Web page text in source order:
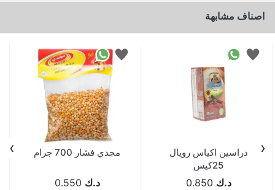
اصناف مشابهة
دراسين اكياس رويال
25كيس
د.ك 0.850
مجدي فشار 700 جرام
د.ك 0.550
‹
›